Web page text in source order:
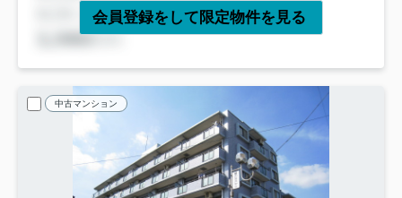
会員登録をして限定物件を見る
中古マンション